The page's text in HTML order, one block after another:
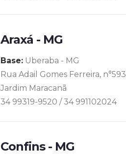
Araxá - MG
Base: Uberaba - MG
Rua Adail Gomes Ferreira, n°593
Jardim Maracanã
34 99319-9520 / 34 991102024
Confins - MG